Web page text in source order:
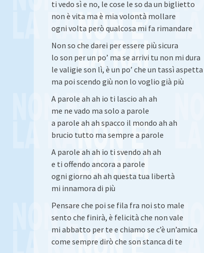
ti vedo sì e no, le cose le so da un biglietto
non è vita ma è mia volontà mollare
ogni volta però qualcosa mi fa rimandare
Non so che darei per essere più sicura
lo son per un po’ ma se arrivi tu non mi dura
le valigie son lì, è un po’ che un tassì aspetta
ma poi scendo giù non lo voglio già più
A parole ah ah io ti lascio ah ah
me ne vado ma solo a parole
a parole ah ah spacco il mondo ah ah
brucio tutto ma sempre a parole
A parole ah ah io ti svendo ah ah
e ti offendo ancora a parole
ogni giorno ah ah questa tua libertà
mi innamora di più
Pensare che poi se fila fra noi sto male
sento che finirà, è felicità che non vale
mi abbatto per te e chiamo se c’è un’amica
come sempre dirò che son stanca di te